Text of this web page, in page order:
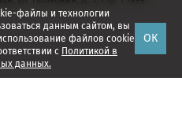
файлы и технологии
данным сайтом, вы
файлов cookie
с Политикой в
данных.
ОК